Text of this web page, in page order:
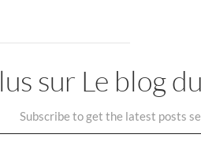
sur Le blog
Subscribe to get the latest posts